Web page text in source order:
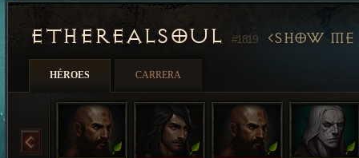
ETHEREALSOUL #1819 SHOW
HÉROES CARRERA